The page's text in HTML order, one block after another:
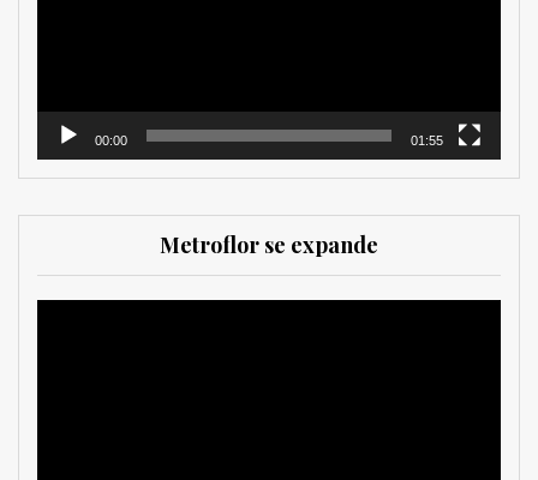
00:00 01:55
Metroflor se expande